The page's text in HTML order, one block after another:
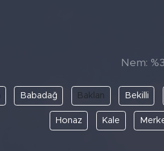
Nem:
Babadağ Baklan Bekilli
Honaz Kale